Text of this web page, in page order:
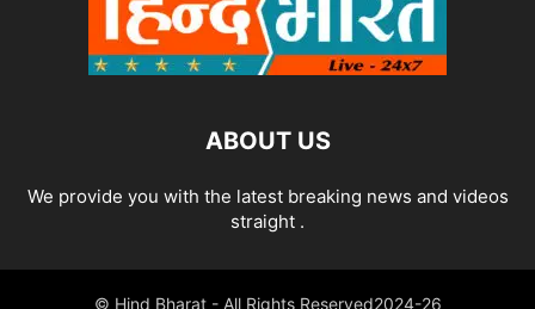
ABOUT US
We provide you with the latest breaking news and videos
straight .
© Hind Bharat - All Rights Reserved2024-26